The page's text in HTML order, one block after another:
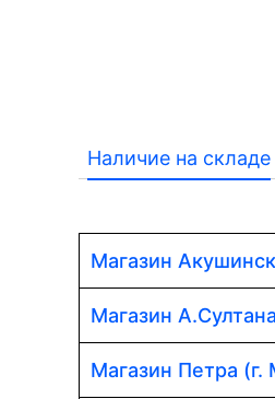
Наличие на складе
Магазин
Магазин
Магазин Петра (г.